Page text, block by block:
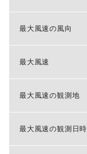
最大風速の風向
最大風速
最大風速の観測地
最大風速の観測日時